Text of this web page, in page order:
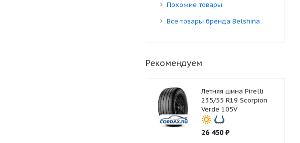
Похожие товары
Все товары бренда Belshina
Рекомендуем
Летняя шина Pirelli
235/55 R19 Scorpion
Verde 105V
26 450₽